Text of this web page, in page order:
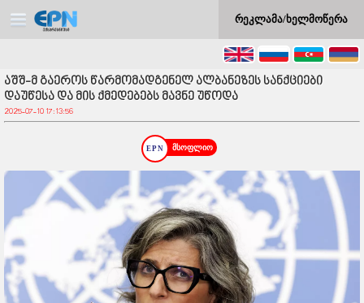
რეკლამა/ხელმოწერა
აშშ-მ გაეროს წარმომადგენელ ალბანეზეს სანქციები
დაუწესა და მის ქმედებებს მავნე უწოდა
2025-07-10 17:13:56
მსოფლიო